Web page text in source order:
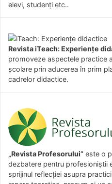
elevi, studenți etc..
Revista iTeach: Experienţe
promoveze aspectele practice
şcolare prin aducerea în prim
cadrelor didactice.
„Revista Profesorului” este o
dezbatere pentru profesioniștii
sprijinul reflecției asupra